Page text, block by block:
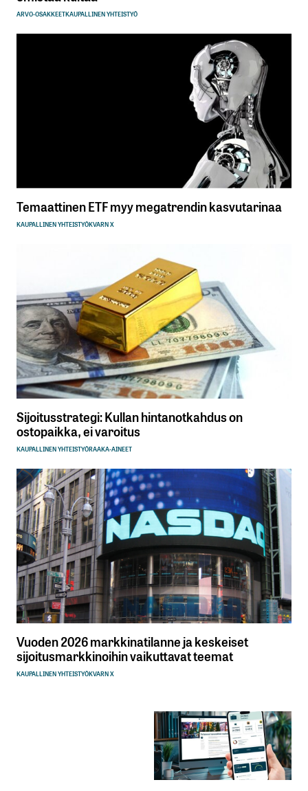
ARVO-OSAKKEETKAUPALLINEN YHTEISTYÖ
Temaattinen ETF myy megatrendin kasvutarinaa
KAUPALLINEN YHTEISTYÖKVARN X
Sijoitusstrategi: Kullan hintanotkahdus on
ostopaikka, ei varoitus
KAUPALLINEN YHTEISTYÖRAAKA-AINEET
Vuoden 2026 markkinatilanne ja keskeiset
sijoitusmarkkinoihin vaikuttavat teemat
KAUPALLINEN YHTEISTYÖKVARN X